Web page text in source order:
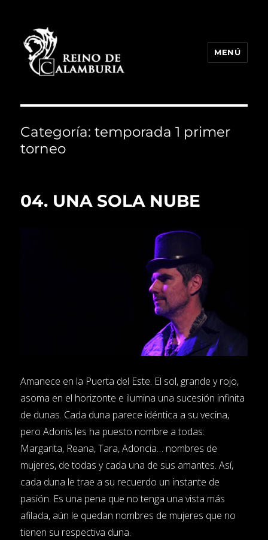
MENÚ
Categoría:temporada 1 primer
torneo
04. UNA SOLA NUBE
Amanece en la Puerta del Este. El sol, grande y rojo,
asoma en el horizonte e ilumina una sucesión infinita
de dunas. Cada duna parece idéntica a su vecina,
pero Adonis les ha puesto nombre a todas:
Margarita, Reana, Tara, Adoncia… nombres de
mujeres, de todas y cada una de sus amantes. Así,
cada duna le trae a su recuerdo un instante de
pasión. Es una pena que no tenga una vista más
afilada, aún le quedan nombres de mujeres que no
tienen su respectiva duna.